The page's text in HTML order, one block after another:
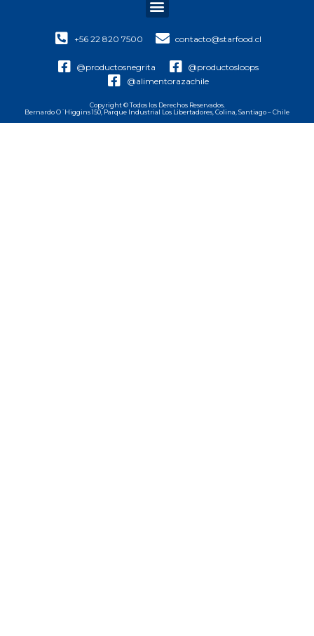
+56 22 820 7500 contacto@starfood.cl
@productosnegrita
@productosloops
@alimentorazachile
Copyright © Todos los Derechos Reservados.
Bernardo O´Higgins 150, Parque Industrial Los Libertadores, Colina, Santiago – Chile